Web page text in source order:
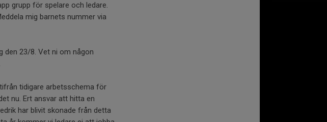
grupp för spelare och ledare.
mig barnets nummer via
den 23/8. Vet ni om någon
tidigare arbetsschema för
nu. Ert ansvar att hitta en
har blivit skonade från detta